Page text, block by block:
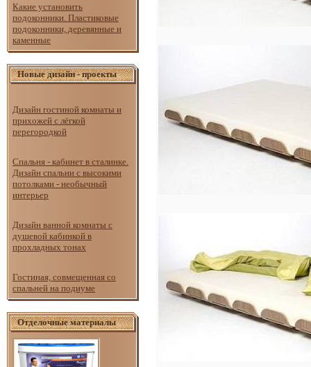
Какие установить
подоконники. Пластиковые
подоконники, деревянные и
каменные
Новые дизайн - проекты
Дизайн гостиной комнаты и
прихожей с лёгкой
перегородкой
Спальня - кабинет в сталинке.
Дизайн спальни с высокими
потолками - необычный
интерьер
Дизайн ванной комнаты с
душевой кабинкой в
прохладных тонах
Гостиная, совмещенная со
спальней на подиуме
Отделочные материалы